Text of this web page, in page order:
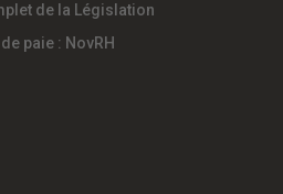
de la Législation
paie : NovRH